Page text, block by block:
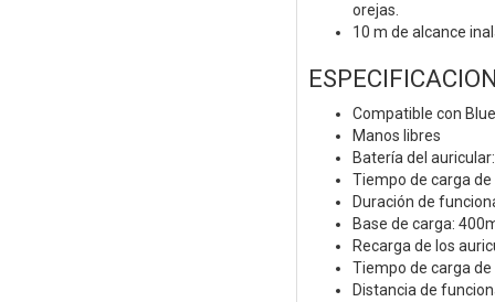
orejas.
10 m de alcance
Compatible con
Manos libres
Batería del
Tiempo de carga
Duración de
Base de carga:
Recarga de los
Tiempo de carga de
Distancia de